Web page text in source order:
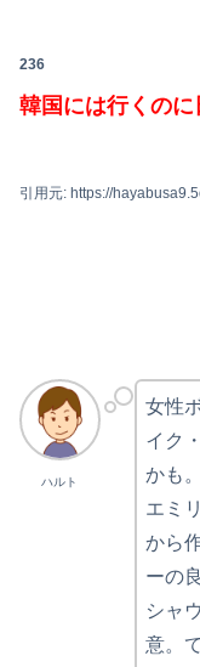
236
韓国には行くの
引用元: https://
ハルト
女性
イク
かも
エミ
から
ーの
シャ
意。